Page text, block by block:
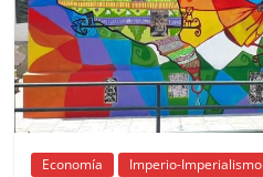
Economía Imperio-Imperialismo